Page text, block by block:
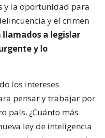
y la oportunidad para
y el crimen
llamados a legislar
y lo
los intereses
pensar y trabajar por
país. ¿Cuánto más
ley de inteligencia